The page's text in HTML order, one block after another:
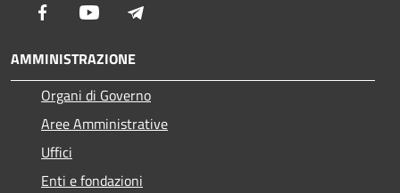
Facebook Youtube
AMMINISTRAZIONE
Organi di Governo
Aree Amministrative
Uffici
Enti e fondazioni